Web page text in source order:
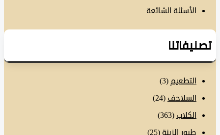
الأسئلة الشائعة
التطعيم(3)
السلاحف(24)
الكلاب(363)
طيور الزينة (25)